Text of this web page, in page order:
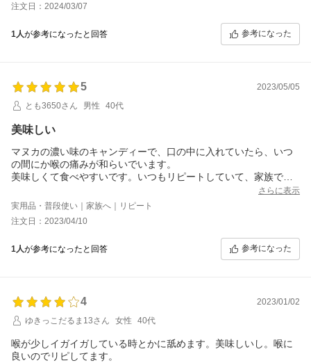
注文日：2024/03/07
1人が参考になったと回答 参考になった
5
2023/05/05
とも3650さん
男性 40代
美味しい
マヌカの濃い味のキャンディーで、口の中に入れていたら、いつ
の間にか喉の痛みが和らいでいます。
美味しくて食べやすいです。いつもリピートしていて、家族で愛
さらに表示
実用品・普段使い｜家族へ｜リピート
注文日：2023/04/10
1人が参考になったと回答 参考になった
4
2023/01/02
ゆきっこだるま13さん
女性 40代
喉が少しイガイガしている時とかに舐めます。美味しいし。喉に
良いのでリピしてます。